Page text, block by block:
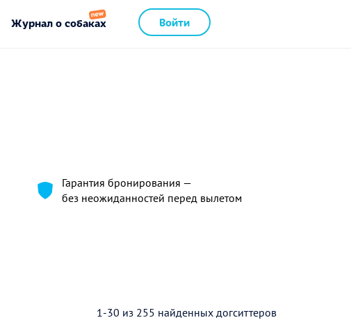
Войти
Журнал о собаках
Гарантия бронирования —
без неожиданностей перед вылетом
1-30 из 255 найденных догситтеров